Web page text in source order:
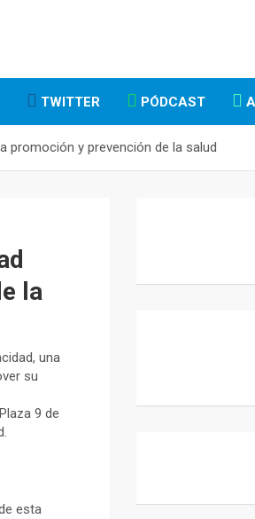
TWITTER PÓDCAST
promoción y prevención de la salud
la
una
su
9 de
esta